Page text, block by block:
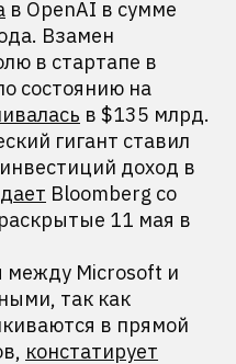
в OpenAI в сумме
Взамен
в стартапе в
состоянию на
в $135 млрд.
гигант ставил
доход в
Bloomberg со
11 мая в
между Microsoft и
так как
в прямой
констатирует